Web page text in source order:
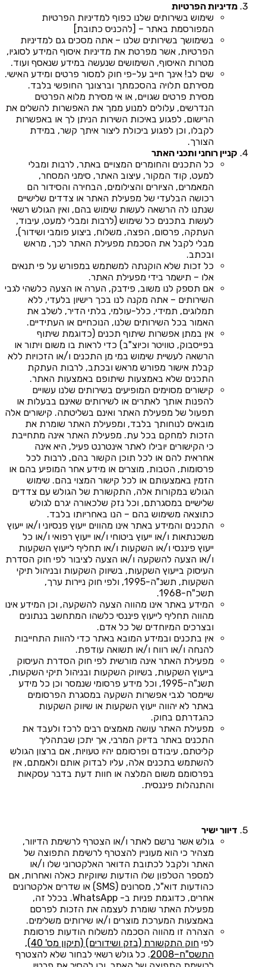
מדיניות הפרטיות
שימוש בשירותים שלנו כפוף למדיניות הפרטיות
המפורסמת באתר – [להכניס כתובת]
בשימושך בשירותים שלנו – אתה מסכים גם למדיניות
הפרטיות, אשר מפרטת את מדיניות איסוף המידע לסוגיו,
מטרות האיסוף, השימושים שנעשה במידע שנאסף ועוד.
שים לב! אינך חייב על-פי חוק למסור פרטים ומידע האישי.
מסירתם תלויה בהסכמתך וברצונך החופשי בלבד.
מסירת פרטים שגויים, או אי מסירת מלוא הפרטים
הנדרשים, עלולים למנוע ממך את האפשרות להשלים את
הרישום, לפגוע באיכות השירות הניתן לך או באפשרות
לקבלו, וכן לפגוע ביכולת ליצור איתך קשר, במידת
הצורך.
קניין רוחני ותכני האתר
כל התכנים והחומרים המצויים באתר, לרבות ומבלי
למעט, קוד המקור, עיצוב האתר, סימני המסחר,
המאמרים, הציורים והצילומים, הבחירה והסידור הם
רכושה הבלעדי של מפעילת האתר או צדדים שלישיים
שנתנו לה הרשאה לעשות שימוש בהם, ואין הגולש רשאי
לעשות בתכנים כל שימוש (לרבות ומבלי למעט, עיבוד,
העתקה, פרסום, הפצה, משלוח, ביצוע פומבי ושידור),
מבלי לקבל את הסכמת מפעילת האתר לכך, מראש
ובכתב.
כל זכות שלא הוקנתה למשתמש במפורש על פי תנאים
אלו – תישמר בידי מפעילת האתר.
אם תספק לנו משוב, פידבק, הערה או הצעה כלשהי לגבי
השירותים – אתה מקנה לנו בכך רישיון בלעדי, ללא
תמלוגים, תמידי, כלל-עולמי, בלתי הדיר, לשלב את
האמור בכל השירותים שלנו, הנוכחיים או העתידיים.
אין במתן אפשרות שיתוף תכנים (כדוגמת שיתוף
בפייסבוק, טוויטר וכיוצ"ב) כדי לראות בו משום ויתור או
הרשאה לעשיית שימוש במי מן התכנים ו/או הזכויות ללא
קבלת אישור מפורש מראש ובכתב, לרבות העתקת
התכנים שלא באמצעות שיתופם באמצעות האתר.
קישורים מסוימים המופיעים בשירותים שלנו עשויים
להפנות אותך לאתרים או לשירותים שאינם בבעלות או
תפעול של מפעילת האתר ואינם בשליטתה. קישורים אלה
מובאים לנוחותך בלבד, ומפעילת האתר שומרת את
הזכות למחקם בכל עת. מפעילת האתר אינה מתחייבת
כי הקישורים יובילו לאתר אינטרנט פעיל, היא אינה
אחראית להם או לכל תוכן הקשור בהם, לרבות לכל
פרסומות, הטבות, מוצרים או מידע אחר המופיע בהם או
הזמין באמצעותם או לכל קישור המצוי בהם. שימוש
הגולש במקורות אלה, התקשורת של הגולש עם צדדים
שלישיים במסגרתם, וכל נזק שלכאורה יגרם לגולש
כתוצאה משימוש בהם – הנו באחריותו בלבד.
התכנים והמידע באתר אינו מהווים ייעוץ פנסיוני ו/או ייעוץ
משכנתאות ו/או ייעוץ ביטוחי ו/או ייעוץ רפואי ו/או כל
ייעוץ פיננסי ו/או השקעות ו/או תחליף לייעוץ השקעות
ו/או הצעה להשקעה ו/או הצעה לציבור לפי חוק הסדרת
העיסוק בייעוץ השקעות, בשיווק השקעות ובניהול תיקי
השקעות, תשנ"ה-1995, ולפי חוק ניירות ערך,
תשכ"ח-1968.
המידע באתר אינו מהווה הצעה להשקעה, וכן המידע אינו
מהווה תחליף לייעוץ פיננסי כלשהו המתחשב בנתונים
ובצרכים המיוחדים של כל אדם.
אין בתכנים ובמידע המובא באתר כדי להוות התחייבות
להנחה ו/או רווח ו/או תשואה עודפת.
מפעילת האתר אינה מורשית לפי חוק הסדרת העיסוק
בייעוץ השקעות, בשיווק השקעות ובניהול תיקי השקעות,
תשנ"ה-1995, וכל מידע פרסומי שנמסר וכן כל מידע
שיימסר לגבי אפשרות השקעה במסגרת הפרסומים
באתר לא יהווה ייעוץ השקעות או שיווק השקעות
כהגדרתם בחוק.
מפעילת האתר עושה מאמצים רבים לרכז ולעבד את
התכנים באתר בדיוק המרבי, אך יתכן שבתהליך
קליטתם, עיבודם ופרסומם יהיו טעויות, אם ברצון הגולש
להשתמש בתכנים אלה, עליו לבדוק אותם ולאמתם, אין
בפרסומם משום המלצה או חוות דעת בדבר עסקאות
והתנהלות פיננסית.
דיוור ישיר
גולש אשר נרשם לאתר ו/או הצטרף לרשימת הדיוור,
מצהיר כי הוא מעוניין להצטרף לרשימת התפוצה של
האתר ולקבל לכתובת הדואר האלקטרוני שלו ו/או
למספר הטלפון שלו הודעות שיווקיות כאלה ואחרות, אם
כהודעות דוא"ל, מסרונים (SMS) או שדרים אלקטרונים
אחרים, כדוגמת פניות ב- WhatsApp. בכלל זה,
מפעילת האתר שומרת לעצמה את הזכות לפרסם
באמצעות המערכת מוצרים ו/או שירותים משלימים.
הצהרה זו מהווה הסכמה למשלוח הודעות פרסומת
לפי
חוק התקשורת (בזק ושידורים) (תיקון מס' 40),
התשס"ח–2008
. כל גולש רשאי לבחור שלא להצטרף